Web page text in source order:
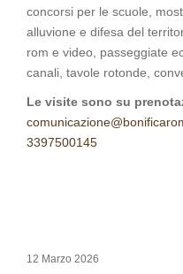
concorsi per le scuole,
alluvione e difesa del
rom e video, passeggiate
canali, tavole rotonde,
Le visite sono su
3397500145
12 Marzo 2026